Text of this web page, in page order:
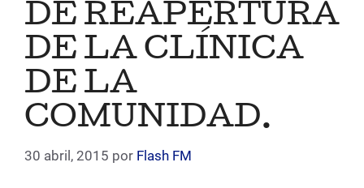
DE REAPERTURA
DE LA CLÍNICA
DE LA
COMUNIDAD.
30 abril, 2015 por Flash FM